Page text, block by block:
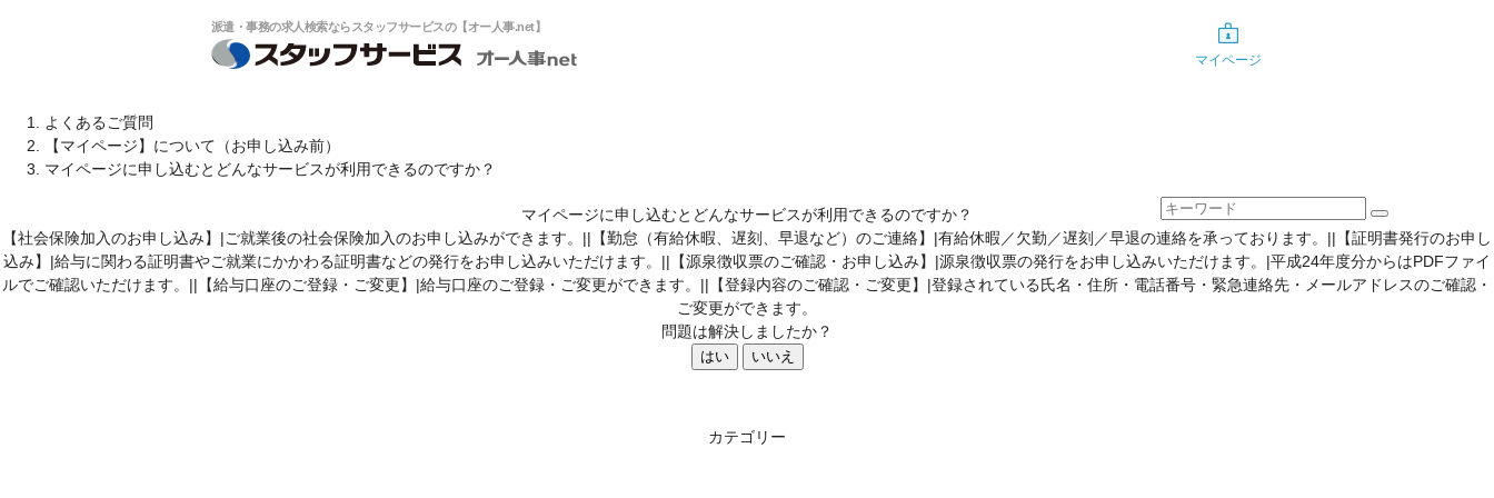
派遣・事務の求人検索ならスタッフサービスの【オー人事.net】
マイページ
よくあるご質問
【マイページ】について（お申し込み前）
マイページに申し込むとどんなサービスが利用できるのですか？
マイページに申し込むとどんなサービスが利用できるのですか？
【社会保険加入のお申し込み】|ご就業後の社会保険加入のお申し込みができます。||【勤怠（有給休暇、遅刻、早退など）のご連絡】|有給休暇／欠勤／遅刻／早退の連絡を承っております。||【証明書発行のお申し
込み】|給与に関わる証明書やご就業にかかわる証明書などの発行をお申し込みいただけます。||【源泉徴収票のご確認・お申し込み】|源泉徴収票の発行をお申し込みいただけます。|平成24年度分からはPDFファイ
ルでご確認いただけます。||【給与口座のご登録・ご変更】|給与口座のご登録・ご変更ができます。||【登録内容のご確認・ご変更】|登録されている氏名・住所・電話番号・緊急連絡先・メールアドレスのご確認・
ご変更ができます。
問題は解決しましたか？
はい いいえ
カテゴリー